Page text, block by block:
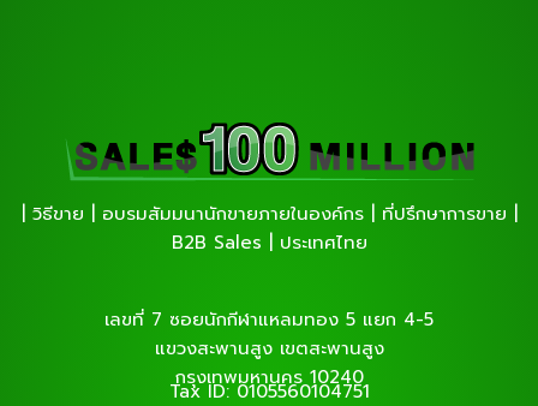
| วิธีขาย | อบรมสัมมนานักขายภายในองค์กร | ที่ปรึกษาการขาย |
B2B Sales | ประเทศไทย
เลขที่ 7 ซอยนักกีฬาแหลมทอง 5 แยก 4-5
แขวงสะพานสูง เขตสะพานสูง
กรุงเทพมหานคร 10240
Tax ID: 0105560104751